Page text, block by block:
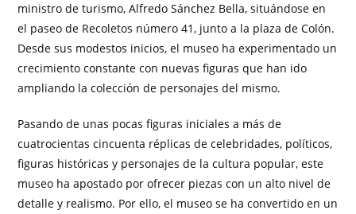
ministro de turismo, Alfredo Sánchez Bella, situándose en
el paseo de Recoletos número 41, junto a la plaza de Colón.
Desde sus modestos inicios, el museo ha experimentado un
crecimiento constante con nuevas figuras que han ido
ampliando la colección de personajes del mismo.
Pasando de unas pocas figuras iniciales a más de
cuatrocientas cincuenta réplicas de celebridades, políticos,
figuras históricas y personajes de la cultura popular, este
museo ha apostado por ofrecer piezas con un alto nivel de
detalle y realismo. Por ello, el museo se ha convertido en un